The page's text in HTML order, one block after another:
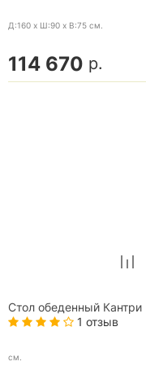
Д:160 x Ш:90 x В:75 см.
114 670 р.
Стол обеденный Кантри
1 отзыв
см.